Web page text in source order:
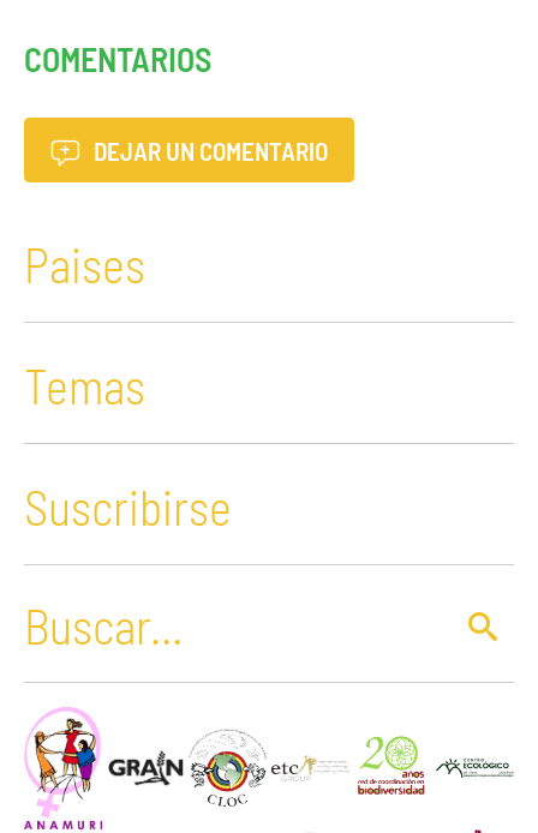
COMENTARIOS
DEJAR UN COMENTARIO
Paises
Temas
Suscribirse